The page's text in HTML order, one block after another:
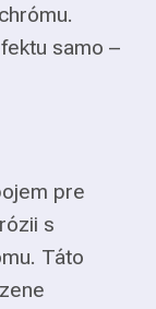
samo –
pre
s
Táto